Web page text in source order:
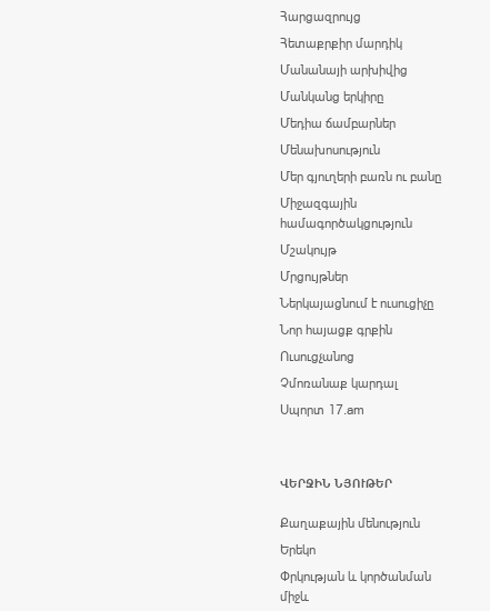
Հարցազրույց
Հետաքրքիր մարդիկ
Մանանայի արխիվից
Մանկանց երկիրը
Մեդիա ճամբարներ
Մենախոսություն
Մեր գյուղերի բառն ու բանը
Միջազգային
համագործակցություն
Մշակույթ
Մրցույթներ
Ներկայացնում է ուսուցիչը
Նոր հայացք գրքին
Ուսուցչանոց
Չմոռանաք կարդալ
Սպորտ 17.am
ՎԵՐՋԻՆ ՆՅՈՒԹԵՐ
Քաղաքային մենություն
Երեկո
Փրկության և կործանման
միջև